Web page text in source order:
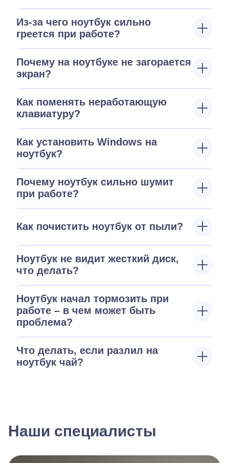
Из-за чего ноутбук сильно
греется при работе?
Почему на ноутбуке не загорается
экран?
Как поменять неработающую
клавиатуру?
Как установить Windows на
ноутбук?
Почему ноутбук сильно шумит
при работе?
Как почистить ноутбук от пыли?
Ноутбук не видит жесткий диск,
что делать?
Ноутбук начал тормозить при
работе – в чем может быть
проблема?
Что делать, если разлил на
ноутбук чай?
Наши специалисты